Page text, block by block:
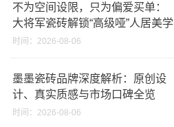
不为空间设限，只为偏爱买单：
大将军瓷砖解锁“高级哑”人居美学
时间：2026-08-06
墨墨瓷砖品牌深度解析：原创设
计、真实质感与市场口碑全览
时间：2026-08-06